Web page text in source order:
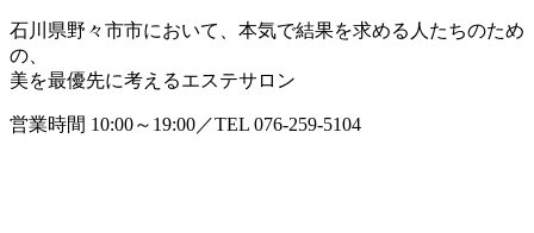
石川県野々市市において、本気で結果を求める人たちのため
の、
美を最優先に考えるエステサロン
営業時間 10:00～19:00／TEL 076-259-5104